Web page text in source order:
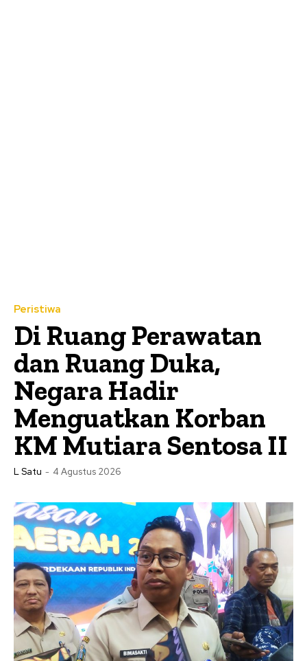
Peristiwa
Di Ruang Perawatan
dan Ruang Duka,
Negara Hadir
Menguatkan Korban
KM Mutiara Sentosa II
L Satu - 4 Agustus 2026